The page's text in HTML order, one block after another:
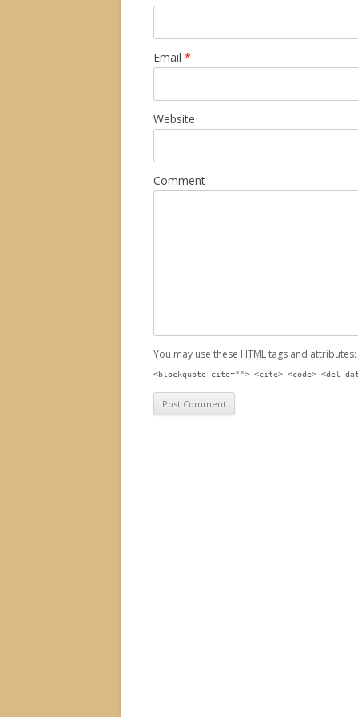
Email *
Website
Comment
You may use these HTMLtags and attributes:
<blockquote cite=""> <cite> <code> <del